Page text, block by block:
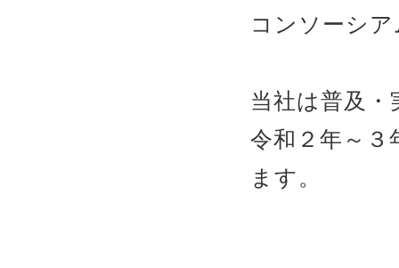
コンソーシ
当社は普及
令和２年～３
ます。